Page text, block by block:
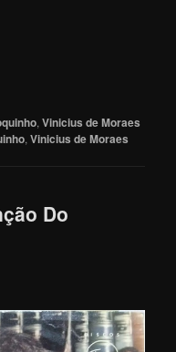
,Vinicius de Moraes
,Vinicius de Moraes
Do